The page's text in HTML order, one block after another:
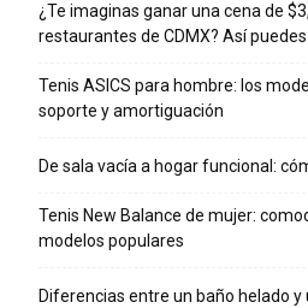
¿Te imaginas ganar una cena de
restaurantes de CDMX? Así
Tenis ASICS para hombre: los
soporte y amortiguación
De sala vacía a hogar funcional:
Tenis New Balance de mujer:
modelos populares
Diferencias entre un baño helado